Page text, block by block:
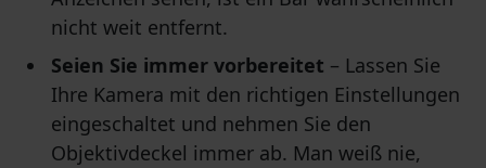
nicht weit entfernt.
Seien Sie immer vorbereitet – Lassen Sie
Ihre Kamera mit den richtigen Einstellungen
eingeschaltet und nehmen Sie den
Objektivdeckel immer ab. Man weiß nie,